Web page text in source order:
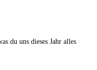
du uns dieses Jahr alles